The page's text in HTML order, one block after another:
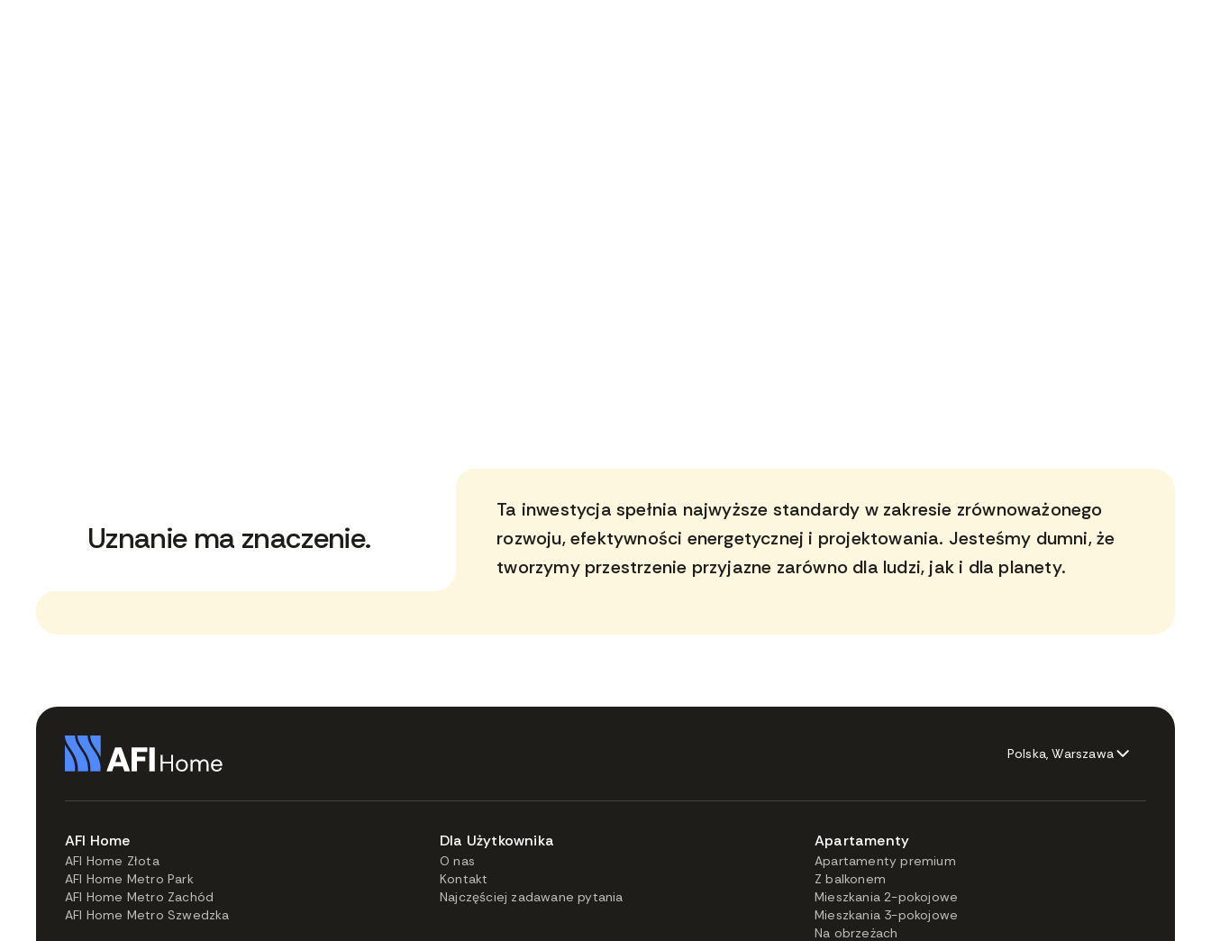
Uznanie ma znaczenie.
Ta inwestycja spełnia najwyższe standardy w zakresie zrównoważonego
rozwoju, efektywności energetycznej i projektowania. Jesteśmy dumni, że
tworzymy przestrzenie przyjazne zarówno dla ludzi, jak i dla planety.
Polska, Warszawa
AFI Home
AFI Home Złota
AFI Home Metro Park
AFI Home Metro Zachód
AFI Home Metro Szwedzka
Dla Użytkownika
O nas
Kontakt
Najczęściej zadawane pytania
Apartamenty
Apartamenty premium
Z balkonem
Mieszkania 2-pokojowe
Mieszkania 3-pokojowe
Na obrzeżach